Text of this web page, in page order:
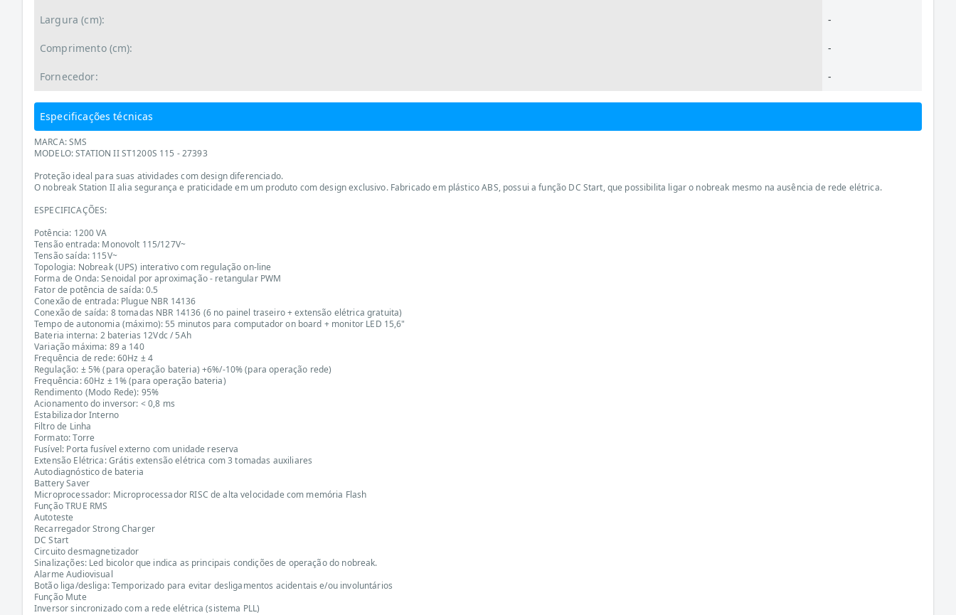
Largura (cm): -
Comprimento (cm): -
Fornecedor: -
Especificações técnicas
MARCA: SMS
MODELO: STATION II ST1200S 115 - 27393
Proteção ideal para suas atividades com design diferenciado.
O nobreak Station II alia segurança e praticidade em um produto com design exclusivo. Fabricado em plástico ABS, possui a função DC Start, que possibilita ligar o nobreak mesmo na ausência de rede elétrica.
ESPECIFICAÇÕES:
Potência: 1200 VA
Tensão entrada: Monovolt 115/127V~
Tensão saída: 115V~
Topologia: Nobreak (UPS) interativo com regulação on-line
Forma de Onda: Senoidal por aproximação - retangular PWM
Fator de potência de saída: 0.5
Conexão de entrada: Plugue NBR 14136
Conexão de saída: 8 tomadas NBR 14136 (6 no painel traseiro + extensão elétrica gratuita)
Tempo de autonomia (máximo): 55 minutos para computador on board + monitor LED 15,6"
Bateria interna: 2 baterias 12Vdc / 5Ah
Variação máxima: 89 a 140
Frequência de rede: 60Hz ± 4
Regulação: ± 5% (para operação bateria) +6%/-10% (para operação rede)
Frequência: 60Hz ± 1% (para operação bateria)
Rendimento (Modo Rede): 95%
Acionamento do inversor: < 0,8 ms
Estabilizador Interno
Filtro de Linha
Formato: Torre
Fusível: Porta fusível externo com unidade reserva
Extensão Elétrica: Grátis extensão elétrica com 3 tomadas auxiliares
Autodiagnóstico de bateria
Battery Saver
Microprocessador: Microprocessador RISC de alta velocidade com memória Flash
Função TRUE RMS
Autoteste
Recarregador Strong Charger
DC Start
Circuito desmagnetizador
Sinalizações: Led bicolor que indica as principais condições de operação do nobreak.
Alarme Audiovisual
Botão liga/desliga: Temporizado para evitar desligamentos acidentais e/ou involuntários
Função Mute
Inversor sincronizado com a rede elétrica (sistema PLL)